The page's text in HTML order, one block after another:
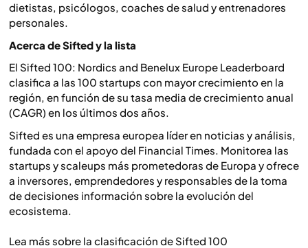
dietistas, psicólogos, coaches de salud y entrenadores
personales.
Acerca de Sifted y la lista
El Sifted 100: Nordics and Benelux Europe Leaderboard
clasifica a las 100 startups con mayor crecimiento en la
región, en función de su tasa media de crecimiento anual
(CAGR) en los últimos dos años.
Sifted es una empresa europea líder en noticias y análisis,
fundada con el apoyo del Financial Times. Monitorea las
startups y scaleups más prometedoras de Europa y ofrece
a inversores, emprendedores y responsables de la toma
de decisiones información sobre la evolución del
ecosistema.
Lea más sobre la clasificación de Sifted 100